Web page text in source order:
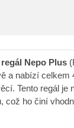
Nepo Plus
a nabízí celkem
Tento regál je
což ho činí